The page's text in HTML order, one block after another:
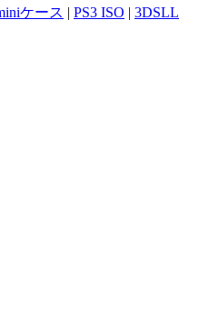
ケース | PS3 ISO | 3DSLL